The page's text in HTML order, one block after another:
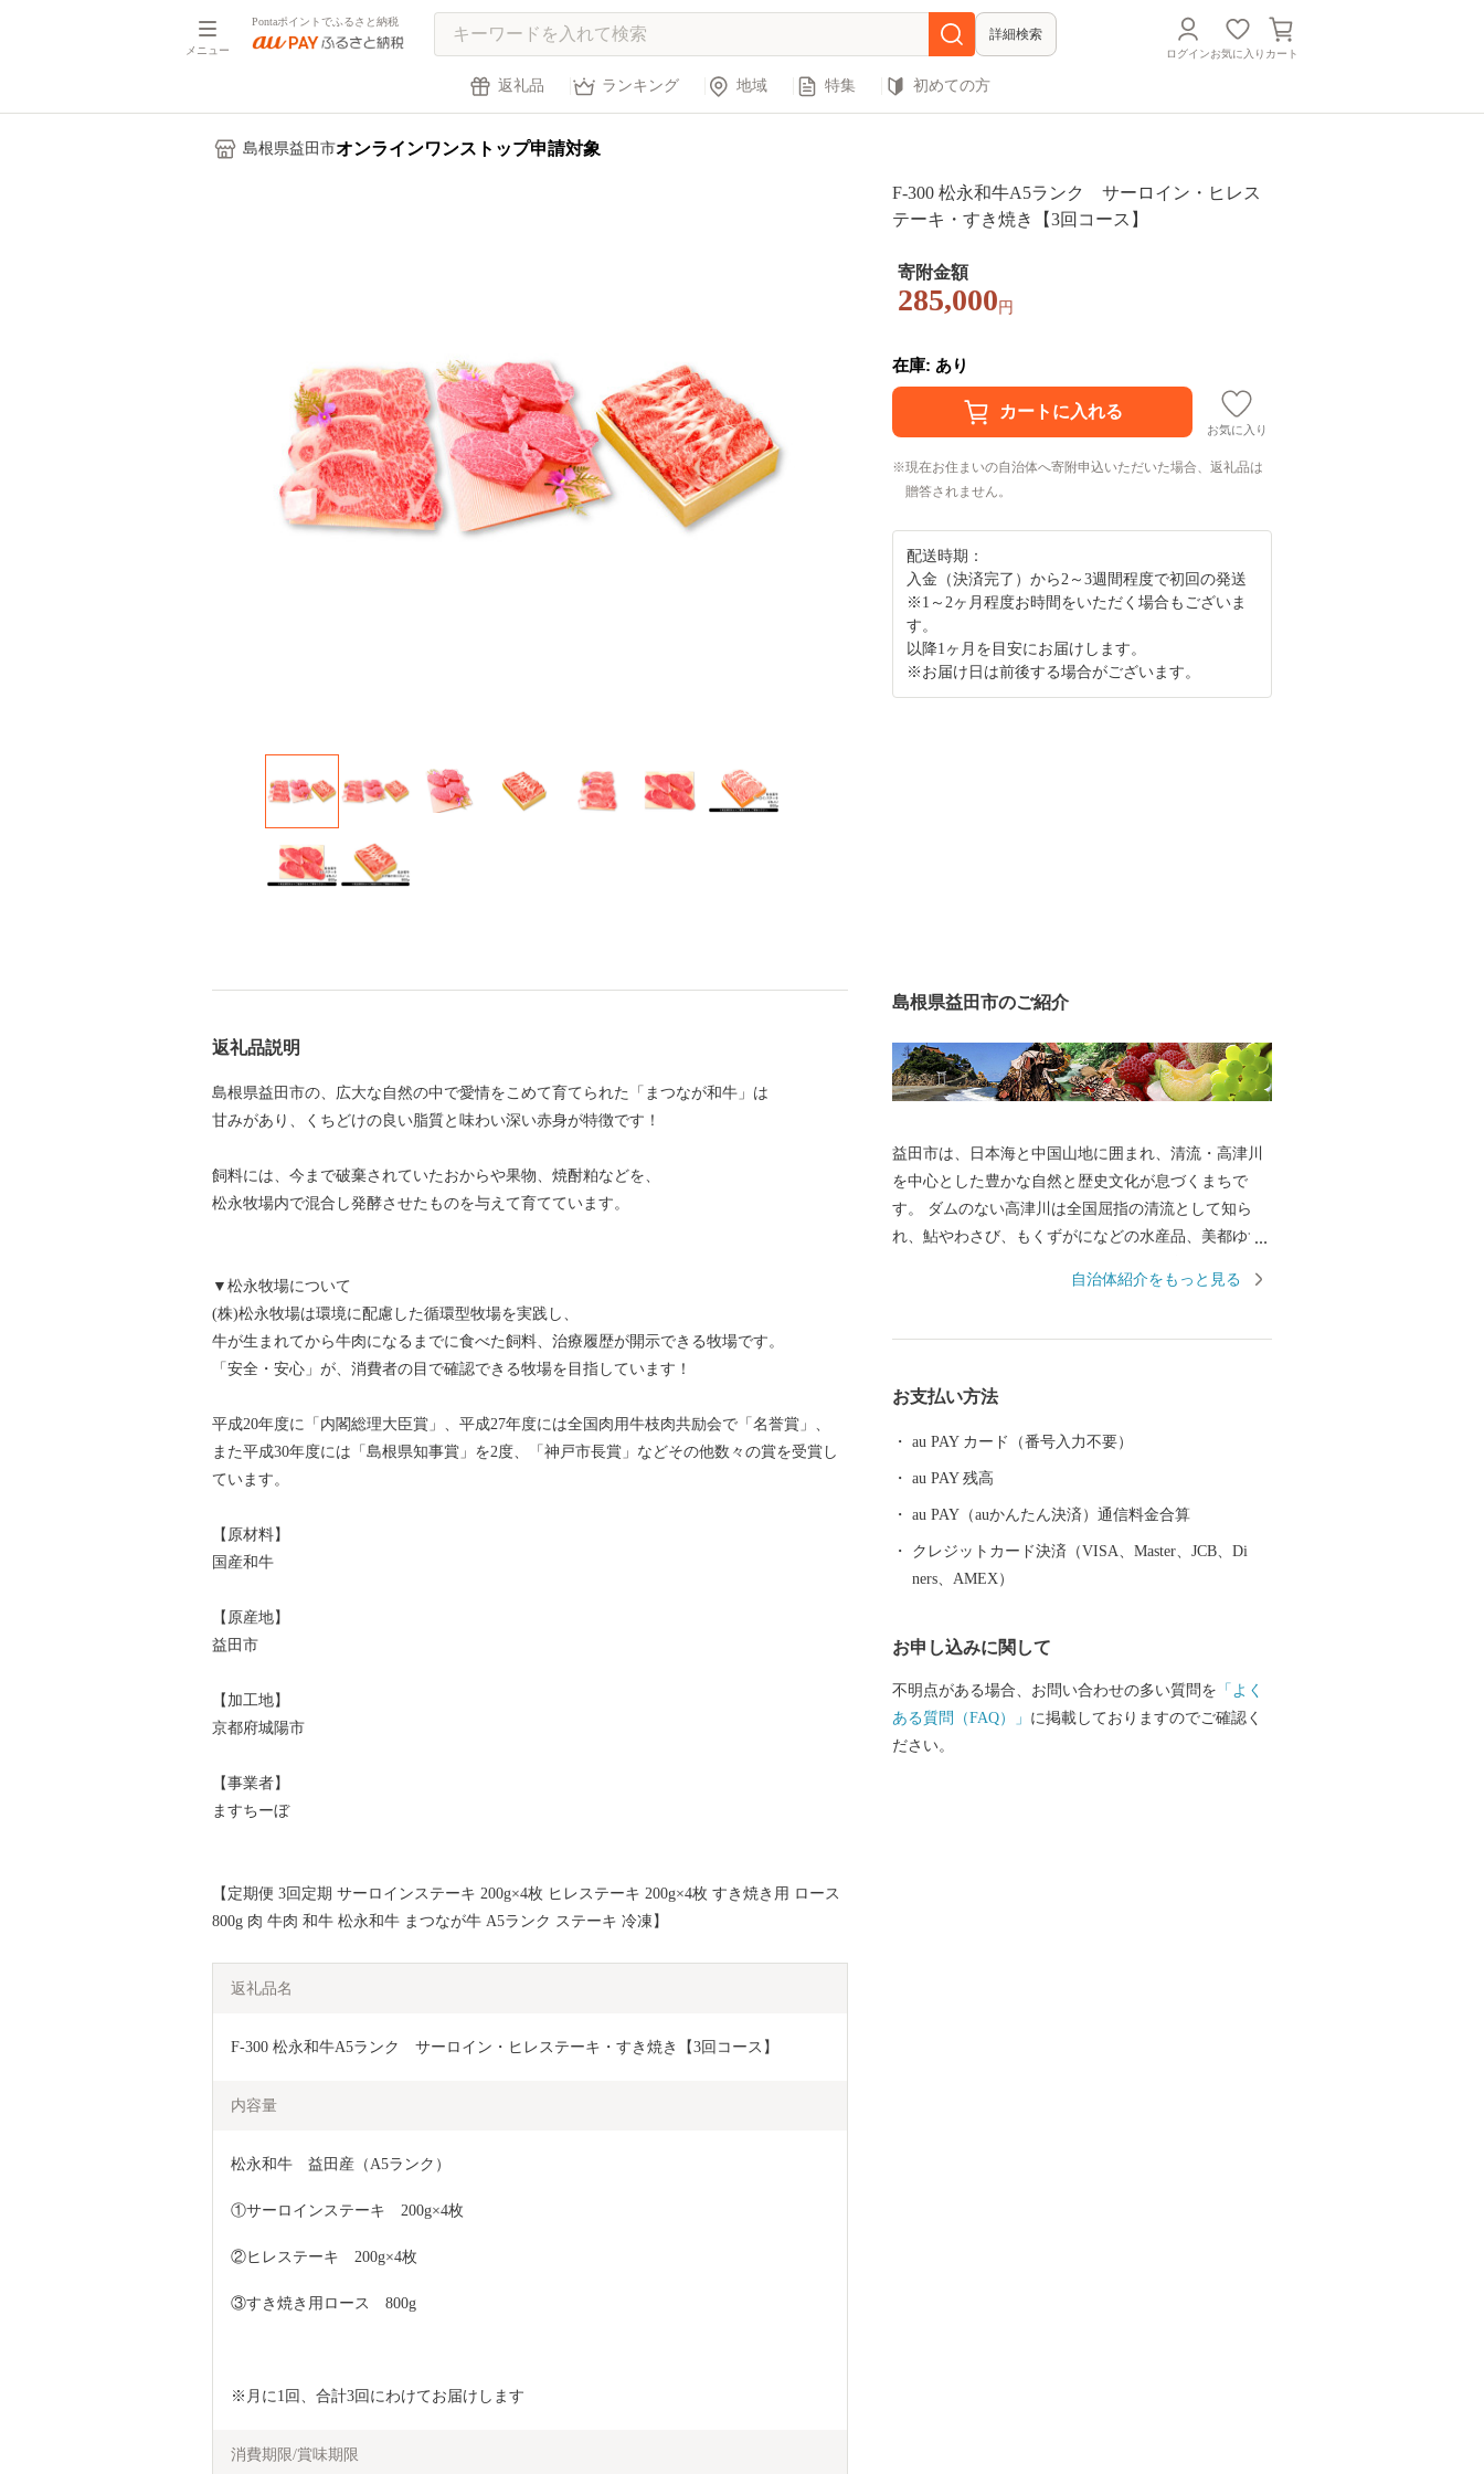
メニュー
Pontaポイントでふるさと納税
詳細検索
ログインお気に入り カート
返礼品 ランキング 地域 特集 初めての方
島根県益田市オンラインワンストップ申請対象
F-300 松永和牛A5ランク サーロイン・ヒレス
テーキ・すき焼き【3回コース】
寄附金額
285,000 円
在庫: あり
お気に入り
現在お住まいの自治体へ寄附申込いただいた場合、返礼品は
贈答されません。
配送時期：
入金（決済完了）から2～3週間程度で初回の発送
※1～2ヶ月程度お時間をいただく場合もございま
す。
以降1ヶ月を目安にお届けします。
※お届け日は前後する場合がございます。
返礼品説明
島根県益田市の、広大な自然の中で愛情をこめて育てられた「まつなが和牛」は
甘みがあり、くちどけの良い脂質と味わい深い赤身が特徴です！
飼料には、今まで破棄されていたおからや果物、焼酎粕などを、
松永牧場内で混合し発酵させたものを与えて育てています。
▼松永牧場について
(株)松永牧場は環境に配慮した循環型牧場を実践し、
牛が生まれてから牛肉になるまでに食べた飼料、治療履歴が開示できる牧場です。
「安全・安心」が、消費者の目で確認できる牧場を目指しています！
平成20年度に「内閣総理大臣賞」、平成27年度には全国肉用牛枝肉共励会で「名誉賞」、
また平成30年度には「島根県知事賞」を2度、「神戸市長賞」などその他数々の賞を受賞し
ています。
【原材料】
国産和牛
【原産地】
益田市
【加工地】
京都府城陽市
【事業者】
ますちーぼ
【定期便 3回定期 サーロインステーキ 200g×4枚 ヒレステーキ 200g×4枚 すき焼き用 ロース
800g 肉 牛肉 和牛 松永和牛 まつなが牛 A5ランク ステーキ 冷凍】
返礼品名
F-300 松永和牛A5ランク　サーロイン・ヒレステーキ・すき焼き【3回コース】
内容量
松永和牛　益田産（A5ランク）
①サーロインステーキ　200g×4枚
②ヒレステーキ　200g×4枚
③すき焼き用ロース　800g
※月に1回、合計3回にわけてお届けします
消費期限/賞味期限
島根県益田市のご紹介
益田市は、日本海と中国山地に囲まれ、清流・高津川
を中心とした豊かな自然と歴史文化が息づくまちで
す。 ダムのない高津川は全国屈指の清流として知ら
れ、鮎やわさび、もくずがになどの水産品、美都ゆず
す。 市内には画聖「雪舟」が手がけた庭園や歌聖「柿
あり、人口減少という課題に向き合いながら、“ひとづ
くり”によるまちづくりを進めています。 ふるさと納
してください。
自治体紹介をもっと見る
お支払い方法
au PAY カード（番号入力不要）
au PAY 残高
au PAY（auかんたん決済）通信料金合算
クレジットカード決済（VISA、Master、JCB、Di
ners、AMEX）
お申し込みに関して
不明点がある場合、お問い合わせの多い質問を 「よく
ある質問（FAQ）」 に掲載しておりますのでご確認く
ださい。